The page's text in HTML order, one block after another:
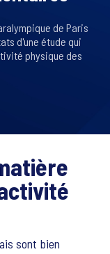
de Paris
d'une étude qui
physique des
sont bien